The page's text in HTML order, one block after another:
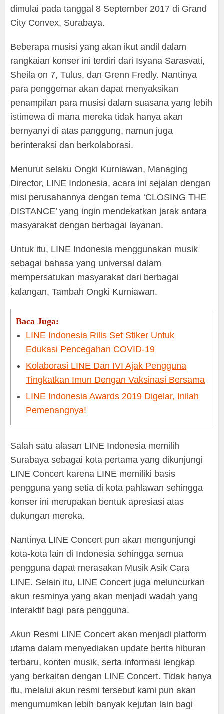
dimulai pada tanggal 8 September 2017 di Grand
City Convex, Surabaya.
Beberapa musisi yang akan ikut andil dalam
rangkaian konser ini terdiri dari Isyana Sarasvati,
Sheila on 7, Tulus, dan Grenn Fredly. Nantinya
para penggemar akan dapat menyaksikan
penampilan para musisi dalam suasana yang lebih
istimewa di mana mereka tidak hanya akan
bernyanyi di atas panggung, namun juga
berinteraksi dan berkolaborasi.
Menurut selaku Ongki Kurniawan, Managing
Director, LINE Indonesia, acara ini sejalan dengan
misi perusahannya dengan tema ‘CLOSING THE
DISTANCE’ yang ingin mendekatkan jarak antara
masyarakat dengan berbagai layanan.
Untuk itu, LINE Indonesia menggunakan musik
sebagai bahasa yang universal dalam
mempersatukan masyarakat dari berbagai
kalangan, Tambah Ongki Kurniawan.
Baca Juga:
LINE Indonesia Rilis Set Stiker Untuk
Edukasi Pencegahan COVID-19
Kolaborasi LINE Dan IVI Ajak Pengguna
Tingkatkan Imun Dengan Vaksinasi Bersama
LINE Indonesia Awards 2019 Digelar, Inilah
Pemenangnya!
Salah satu alasan LINE Indonesia memilih
Surabaya sebagai kota pertama yang dikunjungi
LINE Concert karena LINE memiliki basis
pengguna yang setia di kota pahlawan sehingga
konser ini merupakan bentuk apresiasi atas
dukungan mereka.
Nantinya LINE Concert pun akan mengunjungi
kota-kota lain di Indonesia sehingga semua
pengguna dapat merasakan Musik Asik Cara
LINE. Selain itu, LINE Concert juga meluncurkan
akun resminya yang akan menjadi wadah yang
interaktif bagi para pengguna.
Akun Resmi LINE Concert akan menjadi platform
utama dalam menyediakan update berita hiburan
terbaru, konten musik, serta informasi lengkap
yang berkaitan dengan LINE Concert. Tidak hanya
itu, melalui akun resmi tersebut kami pun akan
mengumumkan lebih banyak kejutan lain bagi